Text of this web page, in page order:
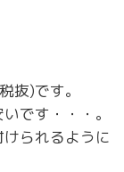
抜)です。
です・・・。
られるように